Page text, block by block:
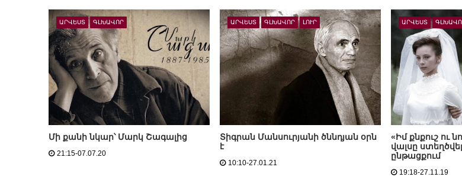
ԱՐՎԵՍՏ ԳԼԽԱՎՈՐ
Մի քանի նկար՝ Մարկ Շագալից
21:15-07.07.20
ԱՐՎԵՍՏ ԳԼԽԱՎՈՐ ԼՈՒՐ
Տիգրան Մանսուրյանի ծննդյան օրն
է
10:10-27.01.21
ԱՐՎԵՍՏ
«Իմ քնքուշ ու
վալսը
ընթացքում
19:18-27.11.19